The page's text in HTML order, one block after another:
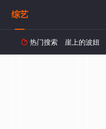
综艺
 热门搜索 崖上的波妞